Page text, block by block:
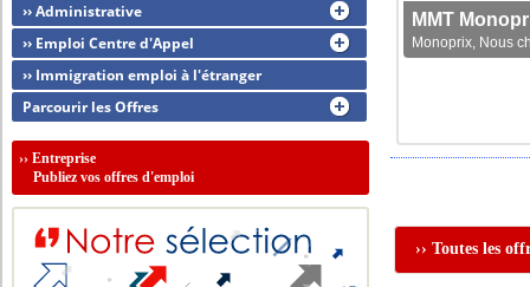
MMT
Monoprix, Nous
›› Toutes les
›› Administrative
›› Emploi Centre d'Appel
›› Immigration emploi à l'étranger
Parcourir les Offres
››Entreprise
Publiez vos offres d'emploi